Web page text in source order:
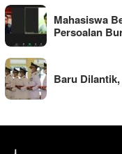
Mahasiswa
Persoalan
Baru